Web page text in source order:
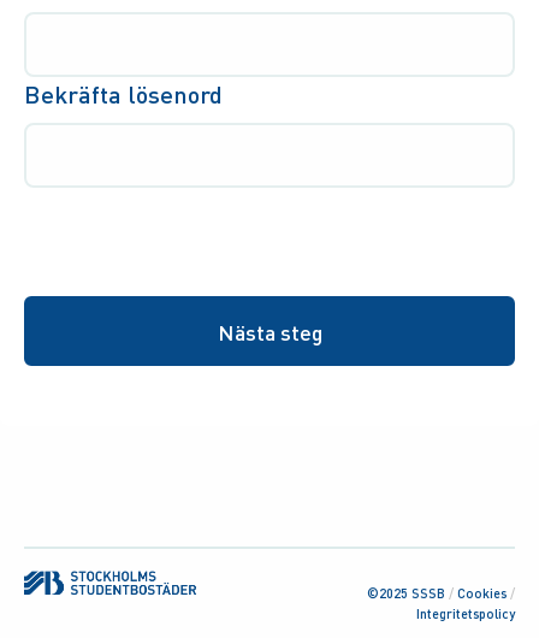
Bekräfta lösenord
©2025 SSSB / Cookies /
Integritetspolicy